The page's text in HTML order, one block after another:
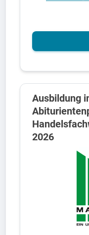
Ausbildung
2026